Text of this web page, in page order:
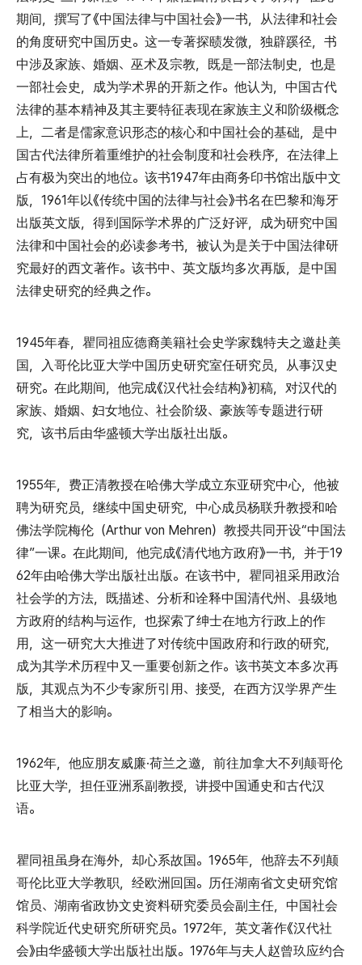
期间，撰写了《中国法律与中国社会》一书，从法律和社会
的角度研究中国历史。这一专著探赜发微，独辟蹊径，书
中涉及家族、婚姻、巫术及宗教，既是一部法制史，也是
一部社会史，成为学术界的开新之作。他认为，中国古代
法律的基本精神及其主要特征表现在家族主义和阶级概念
上，二者是儒家意识形态的核心和中国社会的基础，是中
国古代法律所着重维护的社会制度和社会秩序，在法律上
占有极为突出的地位。该书1947年由商务印书馆出版中文
版，1961年以《传统中国的法律与社会》书名在巴黎和海牙
出版英文版，得到国际学术界的广泛好评，成为研究中国
法律和中国社会的必读参考书，被认为是关于中国法律研
究最好的西文著作。该书中、英文版均多次再版，是中国
法律史研究的经典之作。
1945年春，瞿同祖应德裔美籍社会史学家魏特夫之邀赴美
国，入哥伦比亚大学中国历史研究室任研究员，从事汉史
研究。在此期间，他完成《汉代社会结构》初稿，对汉代的
家族、婚姻、妇女地位、社会阶级、豪族等专题进行研
究，该书后由华盛顿大学出版社出版。
1955年，费正清教授在哈佛大学成立东亚研究中心，他被
聘为研究员，继续中国史研究，中心成员杨联升教授和哈
佛法学院梅伦（Arthur von Mehren）教授共同开设“中国法
律”一课。在此期间，他完成《清代地方政府》一书，并于19
62年由哈佛大学出版社出版。在该书中，瞿同祖采用政治
社会学的方法，既描述、分析和诠释中国清代州、县级地
方政府的结构与运作，也探索了绅士在地方行政上的作
用，这一研究大大推进了对传统中国政府和行政的研究，
成为其学术历程中又一重要创新之作。该书英文本多次再
版，其观点为不少专家所引用、接受，在西方汉学界产生
了相当大的影响。
1962年，他应朋友威廉·荷兰之邀，前往加拿大不列颠哥伦
比亚大学，担任亚洲系副教授，讲授中国通史和古代汉
语。
瞿同祖虽身在海外，却心系故国。1965年，他辞去不列颠
哥伦比亚大学教职，经欧洲回国。历任湖南省文史研究馆
馆员、湖南省政协文史资料研究委员会副主任，中国社会
科学院近代史研究所研究员。1972年，英文著作《汉代社
会》由华盛顿大学出版社出版。1976年与夫人赵曾玖应约合